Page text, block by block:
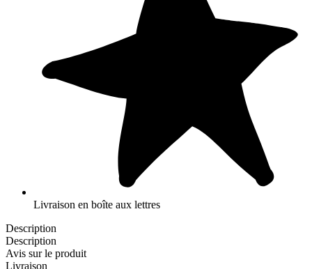
Livraison en boîte aux lettres
Description
Description
Avis sur le produit
Livraison